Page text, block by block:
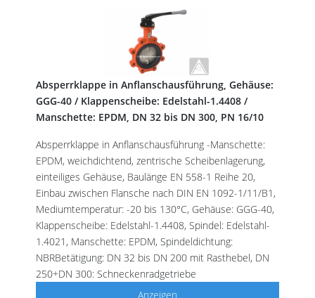
Absperrklappe in Anflanschausführung, Gehäuse:
GGG-40 / Klappenscheibe: Edelstahl-1.4408 /
Manschette: EPDM, DN 32 bis DN 300, PN 16/10
Absperrklappe in Anflanschausführung -Manschette:
EPDM, weichdichtend, zentrische Scheibenlagerung,
einteiliges Gehäuse, Baulänge EN 558-1 Reihe 20,
Einbau zwischen Flansche nach DIN EN 1092-1/11/B1,
Mediumtemperatur: -20 bis 130°C, Gehäuse: GGG-40,
Klappenscheibe: Edelstahl-1.4408, Spindel: Edelstahl-
1.4021, Manschette: EPDM, Spindeldichtung:
NBRBetätigung: DN 32 bis DN 200 mit Rasthebel, DN
250+DN 300: Schneckenradgetriebe
Anzeigen